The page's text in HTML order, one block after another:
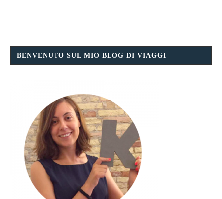
BENVENUTO SUL MIO BLOG DI VIAGGI